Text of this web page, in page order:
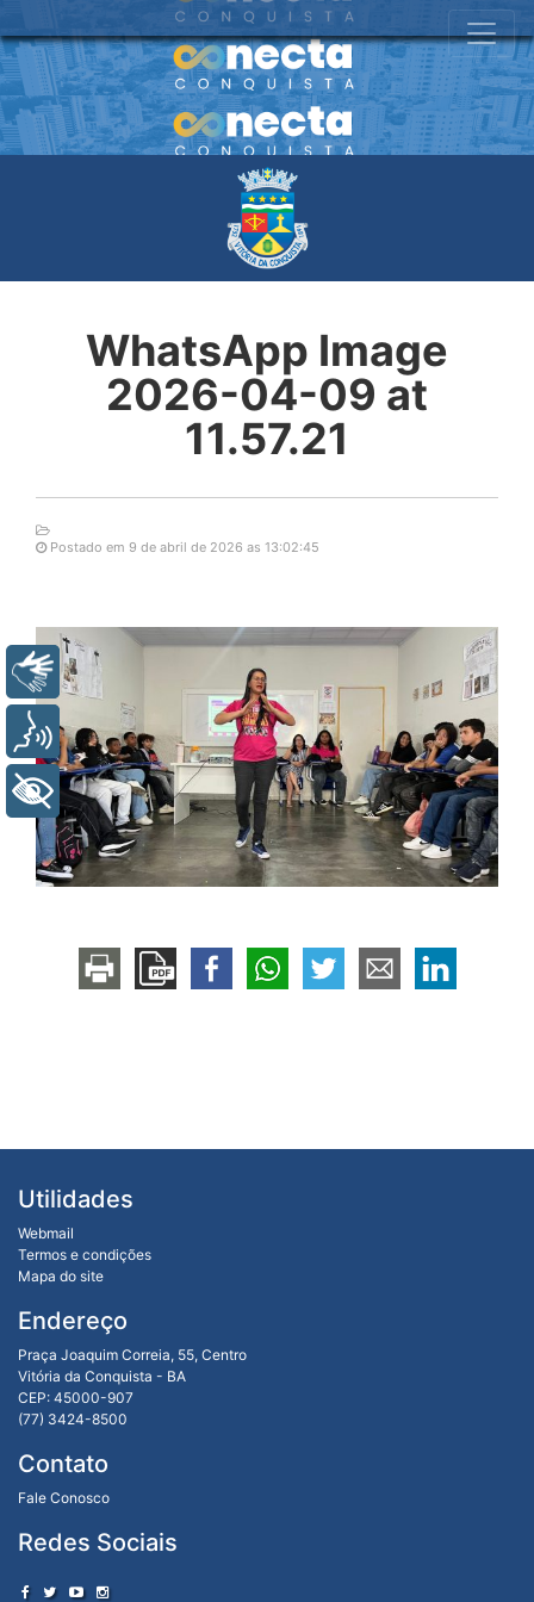
WhatsApp Image
2026-04-09 at
11.57.21
Postado em 9 de abril de 2026 as 13:02:45
Utilidades
Webmail
Termos e condições
Mapa do site
Endereço
Praça Joaquim Correia, 55, Centro
Vitória da Conquista - BA
CEP: 45000-907
(77) 3424-8500
Contato
Fale Conosco
Redes Sociais
Libras
Voz
+ Acessibilidade